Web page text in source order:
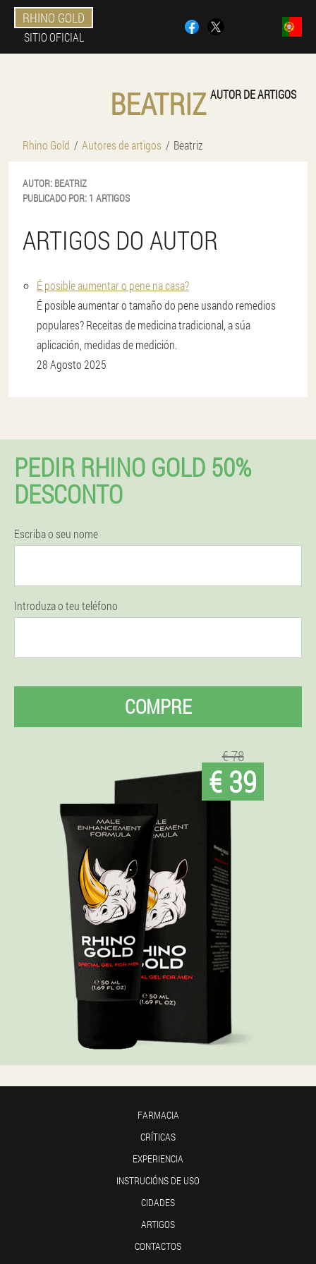
RHINO GOLD
SITIO OFICIAL
BEATRIZ AUTOR DE ARTIGOS
Rhino Gold Autores de artigos Beatriz
AUTOR: BEATRIZ
PUBLICADO POR: 1 ARTIGOS
ARTIGOS DO AUTOR
É posible aumentar o pene na casa?
É posible aumentar o tamaño do pene usando remedios
populares? Receitas de medicina tradicional, a súa
aplicación, medidas de medición.
28 Agosto 2025
PEDIR RHINO GOLD 50%
DESCONTO
Escriba o seu nome
Introduza o teu teléfono
COMPRE
€ 78
€ 39
FARMACIA
CRÍTICAS
EXPERIENCIA
INSTRUCIÓNS DE USO
CIDADES
ARTIGOS
CONTACTOS